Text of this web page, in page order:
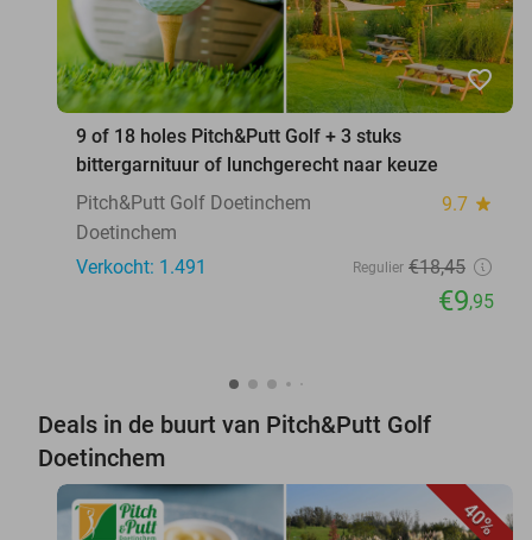
favorite_border
9 of 18 holes Pitch&Putt Golf + 3 stuks
bittergarnituur of lunchgerecht naar keuze
Pitch&Putt Golf Doetinchem
9.7 star
Doetinchem
Verkocht: 1.491
Regulier €18,45
€9,95
Deals in de buurt van Pitch&Putt Golf
Doetinchem
40%